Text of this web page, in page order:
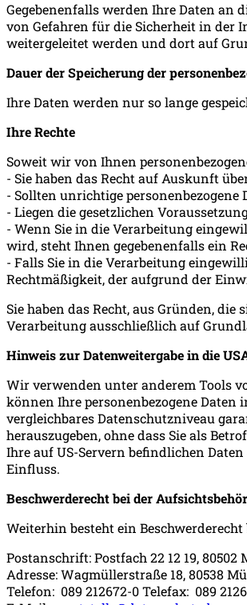
Gegebenenfalls werden Ihre Daten
von Gefahren für die Sicherheit in
weitergeleitet werden und dort auf
Dauer der Speicherung der
Ihre Daten werden nur so lange
Ihre Rechte
Soweit wir von Ihnen
- Sie haben das Recht auf Auskunft
- Sollten unrichtige personenbezogene
- Liegen die gesetzlichen
- Wenn Sie in die Verarbeitung
wird, steht Ihnen gegebenenfalls ein
- Falls Sie in die Verarbeitung
Rechtmäßigkeit, der aufgrund der
Sie haben das Recht, aus Gründen,
Verarbeitung ausschließlich auf
Hinweis zur Datenweitergabe in die
Wir verwenden unter anderem Tools
können Ihre personenbezogene
vergleichbares Datenschutzniveau
herauszugeben, ohne dass Sie als
Ihre auf US-Servern befindlichen
Einfluss.
Beschwerderecht bei der
Weiterhin besteht ein
Postanschrift: Postfach 22 12 19, 80502
Adresse: Wagmüllerstraße 18, 80538
Telefon: 089 212672-0 Telefax: 089